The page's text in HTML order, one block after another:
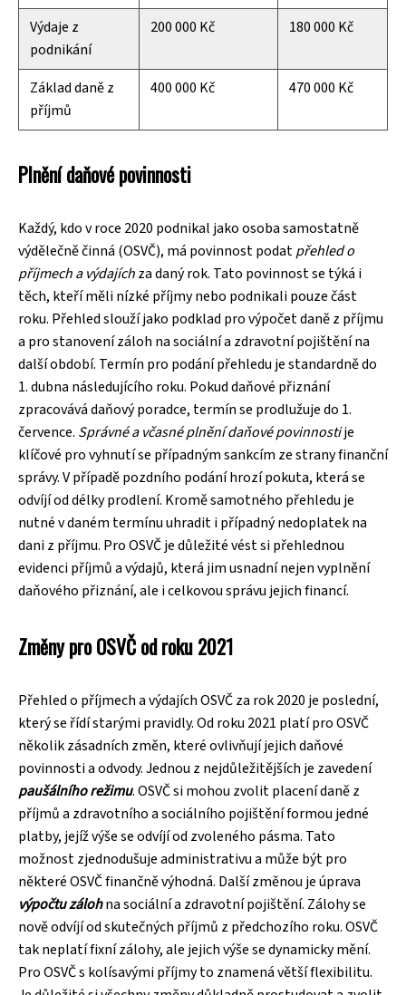
Výdaje z
podnikání
200 000 Kč 180 000 Kč
Základ daně z
příjmů
400 000 Kč 470 000 Kč
Plnění daňové povinnosti
Každý, kdo v roce 2020 podnikal jako osoba samostatně
výdělečně činná (OSVČ), má povinnost podatpřehled o
příjmech a výdajíchza daný rok. Tato povinnost se týká i
těch, kteří měli nízké příjmy nebo podnikali pouze část
roku. Přehled slouží jako podklad pro výpočet daně z příjmu
a pro stanovení záloh na sociální a zdravotní pojištění na
další období. Termín pro podání přehledu je standardně do
1. dubna následujícího roku. Pokud daňové přiznání
zpracovává daňový poradce, termín se prodlužuje do 1.
července. Správné a včasné plnění daňové povinnostije
klíčové pro vyhnutí se případným sankcím ze strany finanční
správy. V případě pozdního podání hrozí pokuta, která se
odvíjí od délky prodlení. Kromě samotného přehledu je
nutné v daném termínu uhradit i případný nedoplatek na
dani z příjmu. Pro OSVČ je důležité vést si přehlednou
evidenci příjmů a výdajů, která jim usnadní nejen vyplnění
daňového přiznání, ale i celkovou správu jejich financí.
Změny pro OSVČ od roku 2021
Přehled o příjmech a výdajích OSVČ za rok 2020 je poslední,
který se řídí starými pravidly. Od roku 2021 platí pro OSVČ
několik zásadních změn, které ovlivňují jejich daňové
povinnosti a odvody. Jednou z nejdůležitějších je zavedení
paušálního režimu. OSVČ si mohou zvolit placení daně z
příjmů a zdravotního a sociálního pojištění formou jedné
platby, jejíž výše se odvíjí od zvoleného pásma. Tato
možnost zjednodušuje administrativu a může být pro
některé OSVČ finančně výhodná. Další změnou je úprava
výpočtu zálohna sociální a zdravotní pojištění. Zálohy se
nově odvíjí od skutečných příjmů z předchozího roku. OSVČ
tak neplatí fixní zálohy, ale jejich výše se dynamicky mění.
Pro OSVČ s kolísavými příjmy to znamená větší flexibilitu.